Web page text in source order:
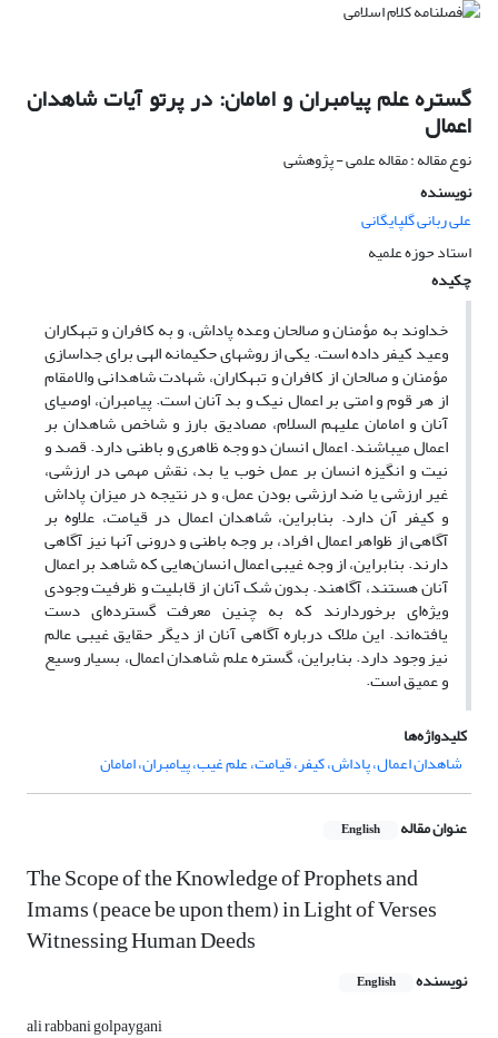
گستره علم پیامبران و امامان: در پرتو آیات شاهدان
اعمال
نوع مقاله : مقاله علمی - پژوهشی
نویسنده
علی ربانی گلپایگانی
استاد حوزه علمیه
چکیده
خداوند به مؤمنان و صالحان وعده پاداش، و به کافران و تبهکاران
وعید کیفر داده است. یکی از روش‏های حکیمانه الهی برای جداسازی
مؤمنان و صالحان از کافران و تبهکاران، شهادت شاهدانی والامقام
از هر قوم و امتی بر اعمال نیک و بد آنان است. پیامبران، اوصیای
آنان و امامان علیهم السلام، مصادیق بارز و شاخص شاهدان بر
اعمال می‏باشند. اعمال انسان دو وجه ظاهری و باطنی دارد. قصد و
نیت و انگیزه انسان بر عمل خوب یا بد، نقش مهمی در ارزشی،
غیر ارزشی یا ضد ارزشی بودن عمل، و در نتیجه در میزان پاداش
و کیفر آن دارد. بنابراین، شاهدان اعمال در قیامت، علاوه بر
آگاهی از ظواهر اعمال افراد، بر وجه باطنی و درونی آنها نیز آگاهی
دارند. بنابراین، از وجه غیبی اعمال انسانهایی که شاهد بر اعمال
آنان هستند، آگاهند. بدون شک آنان از قابلیت و ظرفیت وجودی
ویژهای برخوردارند که به چنین معرفت گستردهای دست
یافته‌اند. این ملاک درباره آگاهی آنان از دیگر حقایق غیبی عالم
نیز وجود دارد. بنابراین، گستره علم شاهدان اعمال، بسیار وسیع
و عمیق است.
کلیدواژه‌ها
شاهدان اعمال، پاداش، کیفر، قیامت، علم غیب، پیامبران، امامان
عنوان مقاله English
The Scope of the Knowledge of Prophets and
Imams (peace be upon them) in Light of Verses
Witnessing Human Deeds
نویسنده English
ali rabbani golpaygani